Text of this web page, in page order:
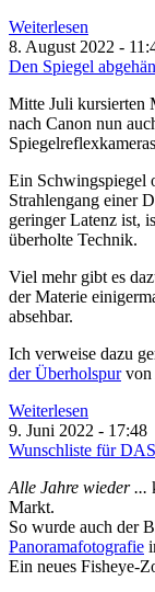
Weiterlesen
8. August 2022 -
Den Spiegel
Mitte Juli kursierten
nach Canon nun
Ein Schwingspiegel
Strahlengang einer
geringer Latenz ist,
überholte Technik.
Viel mehr gibt es
der Materie
absehbar.
Ich verweise dazu
der Überholspurvon
Weiterlesen
9. Juni 2022 - 17:48
Wunschliste für
Alle Jahre wieder ...
Markt.
So wurde auch der
Panoramafotografie
Ein neues Fisheye-